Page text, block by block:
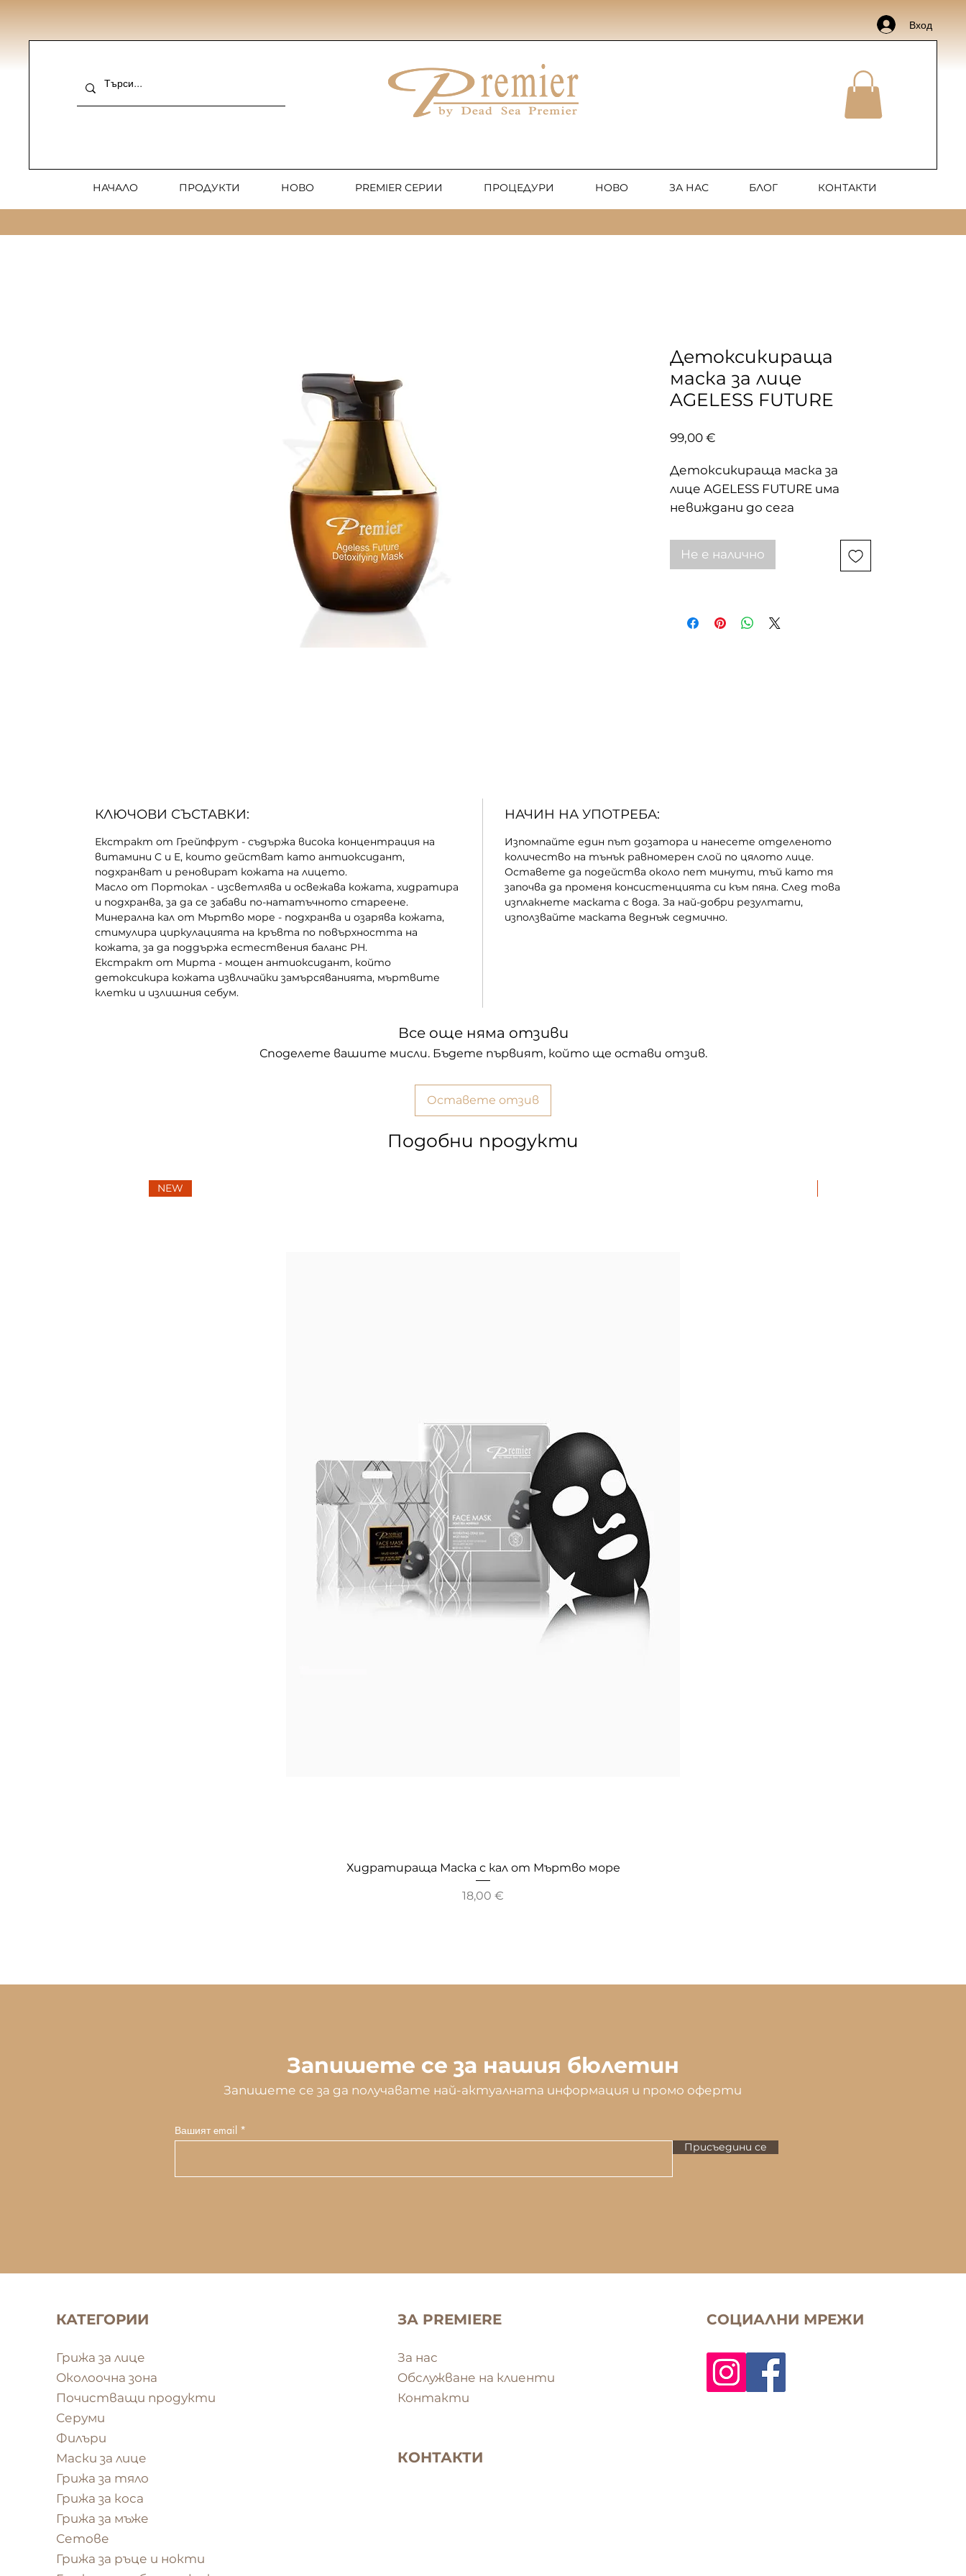
Вход
НАЧАЛО ПРОДУКТИ НОВО PREMIER СЕРИИ ПРОЦЕДУРИ НОВО ЗА НАС БЛОГ КОНТАКТИ
Детоксикираща
маска за лице
AGELESS FUTURE
99,00 €
Детоксикираща маска за
лице AGELESS FUTURE има
невиждани до сега
токсините по кожата. След
замърсителите, мъртвите
Кат.номер: G1e
Не е налично
КЛЮЧОВИ СЪСТАВКИ:
Екстракт от Грейпфрут - съдържа висока концентрация на
витамини C и E, които действат като антиоксидант,
подхранват и реновират кожата на лицето.
Масло от Портокал - изсветлява и освежава кожата, хидратира
и подхранва, за да се забави по-нататъчното стареене.
Минерална кал от Мъртво море - подхранва и озарява кожата,
стимулира циркулацията на кръвта по повърхността на
кожата, за да поддържа естествения баланс PH.
Екстракт от Мирта - мощен антиоксидант, който
детоксикира кожата извличайки замърсяванията, мъртвите
клетки и излишния себум.
НАЧИН НА УПОТРЕБА:
Изпомпайте един път дозатора и нанесете отделеното
количество на тънък равномерен слой по цялото лице.
Оставете да подейства около пет минути, тъй като тя
започва да променя консистенцията си към пяна. След това
изплакнете маската с вода. За най-добри резултати,
използвайте маската веднъж седмично.
Все още няма отзиви
Споделете вашите мисли. Бъдете първият, който ще остави отзив.
Оставете отзив
Подобни продукти
NEW
Хидратираща Маска с кал от Мъртво море
Цена
18,00 €
Запишете се за нашия бюлетин
Запишете се за да получавате най-актуалната информация и промо оферти
Вашият email
Присъедини се
КАТЕГОРИИ
Грижа за лице
Околоочна зона
Почистващи продукти
Серуми
Филъри
Маски за лице
Грижа за тяло
Грижа за коса
Грижа за мъже
Сетове
Грижа за ръце и нокти
ЗА PREMIERE
За нас
Oбслужване на клиенти
Контакти
КОНТАКТИ
СОЦИАЛНИ МРЕЖИ